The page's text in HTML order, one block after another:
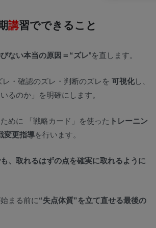
講習でできること
ない本当の原因＝“ズレ”を直します。
・確認のズレ・判断のズレを 可視化し、
るのか」を明確にします。
めに 「戦略カード」を使った トレーニン
変更指導を行います。
、取れるはずの点を確実に取れるように
まる前に“失点体質”を立て直せる最後の